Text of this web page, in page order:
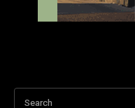
Search